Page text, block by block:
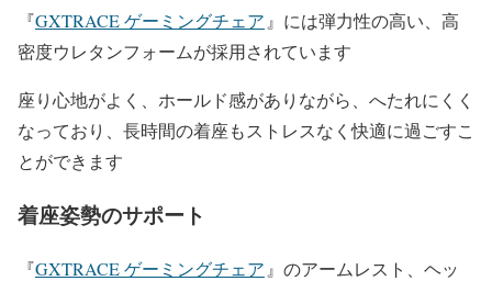
『GXTRACE ゲーミングチェア』には弾力性の高い、高
密度ウレタンフォームが採用されています
座り心地がよく、ホールド感がありながら、へたれにくく
なっており、長時間の着座もストレスなく快適に過ごすこ
とができます
着座姿勢のサポート
『GXTRACE ゲーミングチェア 』のアームレスト、ヘッ